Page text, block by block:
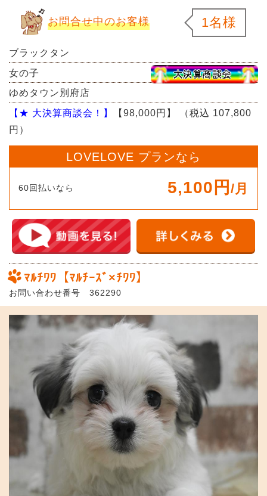
お問合せ中のお客様 1名様
ブラックタン
女の子
ゆめタウン別府店
【★ 大決算商談会！】
【98,000円】
（税込 107,800
円）
LOVELOVE プランなら
60回払いなら 5,100円 /月
ﾏﾙﾁﾜﾜ【ﾏﾙﾁｰｽﾞ×ﾁﾜﾜ】
お問い合わせ番号 362290